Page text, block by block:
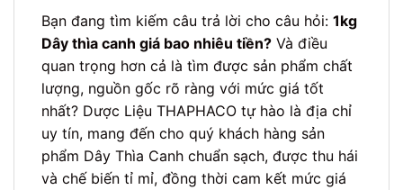
Bạn đang tìm kiếm câu trả lời cho câu hỏi: 1kg
Dây thìa canh giá bao nhiêu tiền? Và điều
quan trọng hơn cả là tìm được sản phẩm chất
lượng, nguồn gốc rõ ràng với mức giá tốt
nhất? Dược Liệu THAPHACO tự hào là địa chỉ
uy tín, mang đến cho quý khách hàng sản
phẩm Dây Thìa Canh chuẩn sạch, được thu hái
và chế biến tỉ mỉ, đồng thời cam kết mức giá